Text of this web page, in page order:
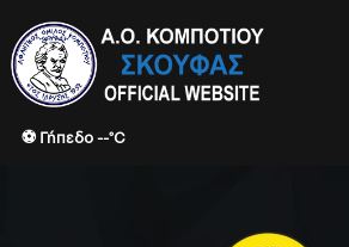
⚽ Γήπεδο --°C